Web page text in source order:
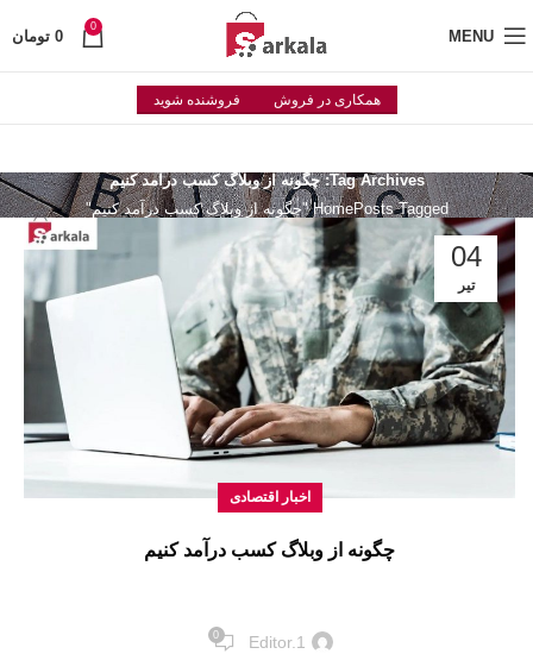
MENU
0
0 تومان
همکاری در فروش فروشنده شوید
Tag Archives: چگونه از وبلاگ کسب درآمد کنیم
HomePosts Tagged "چگونه از وبلاگ کسب درآمد کنیم"
04
تیر
اخبار اقتصادی
چگونه از وبلاگ کسب درآمد کنیم
Editor.1
0